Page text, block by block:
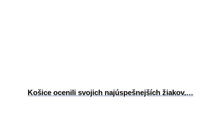
Košice ocenili svojich najúspešnejších žiakov,…